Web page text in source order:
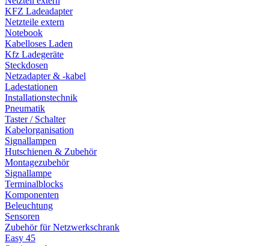
KFZ Ladeadapter
Netzteile extern
Notebook
Kabelloses Laden
Kfz Ladegeräte
Steckdosen
Netzadapter & -kabel
Ladestationen
Installationstechnik
Pneumatik
Taster / Schalter
Kabelorganisation
Signallampen
Hutschienen & Zubehör
Montagezubehör
Signallampe
Terminalblocks
Komponenten
Beleuchtung
Sensoren
Zubehör für Netzwerkschrank
Easy 45